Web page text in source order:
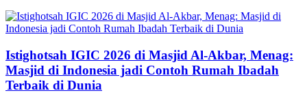
Istighotsah IGIC 2026 di Masjid Al-Akbar, Menag:
Masjid di Indonesia jadi Contoh Rumah Ibadah
Terbaik di Dunia